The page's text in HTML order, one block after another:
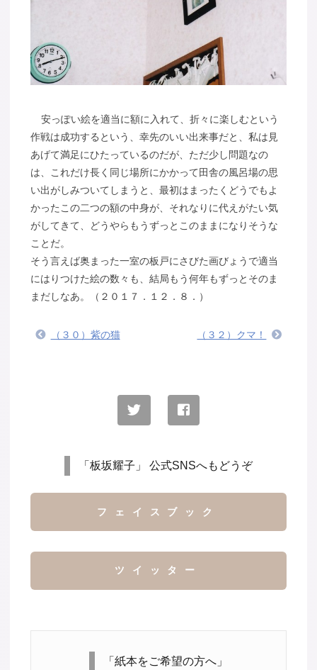
安っぽい絵を適当に額に入れて、折々に楽しむという
作戦は成功するという、幸先のいい出来事だと、私は見
あげて満足にひたっているのだが、ただ少し問題なの
は、これだけ長く同じ場所にかかって田舎の風呂場の思
い出がしみついてしまうと、最初はまったくどうでもよ
かったこの二つの額の中身が、それなりに代えがたい気
がしてきて、どうやらもうずっとこのままになりそうな
ことだ。
そう言えば奥まった一室の板戸にさびた画びょうで適当
にはりつけた絵の数々も、結局もう何年もずっとそのま
まだしなあ。（２０１７．１２．８．）
（３０）紫の猫 （３２）クマ！
「板坂耀子」 公式SNSへもどうぞ
フェイスブック
ツイッター
「紙本をご希望の方へ」